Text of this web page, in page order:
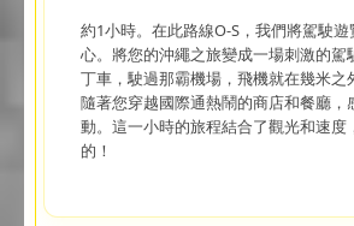
約1小時。在此路線O-S，我們將駕駛
心。將您的沖繩之旅變成一場刺激的駕
丁車，駛過那霸機場，飛機就在幾米之
隨著您穿越國際通熱鬧的商店和餐廳，
動。這一小時的旅程結合了觀光和速度
的！